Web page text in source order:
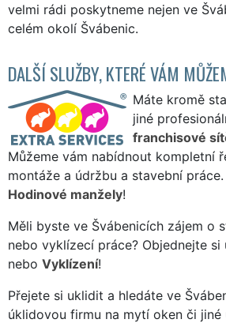
velmi rádi poskytneme nejen ve
celém okolí Švábenic.
DALŠÍ SLUŽBY, KTERÉ VÁM
Máte kromě
jiné
franchisové
Můžeme vám nabídnout kompletní
montáže a údržbu a stavební
Hodinové manžely!
Měli byste ve Švábenicích zájem o
nebo vyklízecí práce? Objednejte si
nebo Vyklízení!
Přejete si uklidit a hledáte ve
úklidovou firmu na mytí oken či jiné